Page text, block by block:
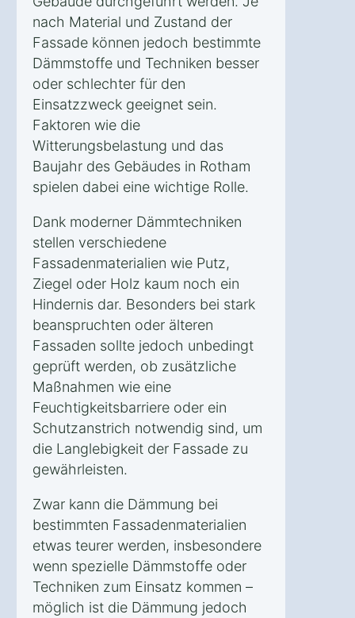
nach Material und Zustand der
Fassade können jedoch bestimmte
Dämmstoffe und Techniken besser
oder schlechter für den
Einsatzzweck geeignet sein.
Faktoren wie die
Witterungsbelastung und das
Baujahr des Gebäudes in Rotham
spielen dabei eine wichtige Rolle.
Dank moderner Dämmtechniken
stellen verschiedene
Fassadenmaterialien wie Putz,
Ziegel oder Holz kaum noch ein
Hindernis dar. Besonders bei stark
beanspruchten oder älteren
Fassaden sollte jedoch unbedingt
geprüft werden, ob zusätzliche
Maßnahmen wie eine
Feuchtigkeitsbarriere oder ein
Schutzanstrich notwendig sind, um
die Langlebigkeit der Fassade zu
gewährleisten.
Zwar kann die Dämmung bei
bestimmten Fassadenmaterialien
etwas teurer werden, insbesondere
wenn spezielle Dämmstoffe oder
Techniken zum Einsatz kommen –
möglich ist die Dämmung jedoch